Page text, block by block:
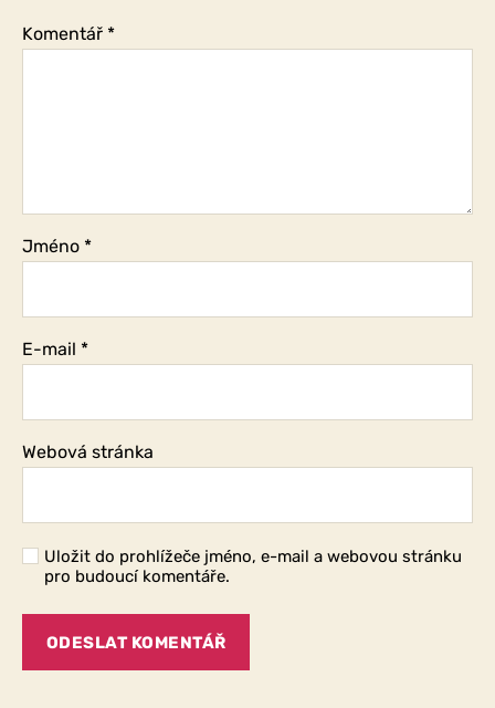
Komentář *
Jméno *
E-mail *
Webová stránka
Uložit do prohlížeče jméno, e-mail a webovou stránku
pro budoucí komentáře.